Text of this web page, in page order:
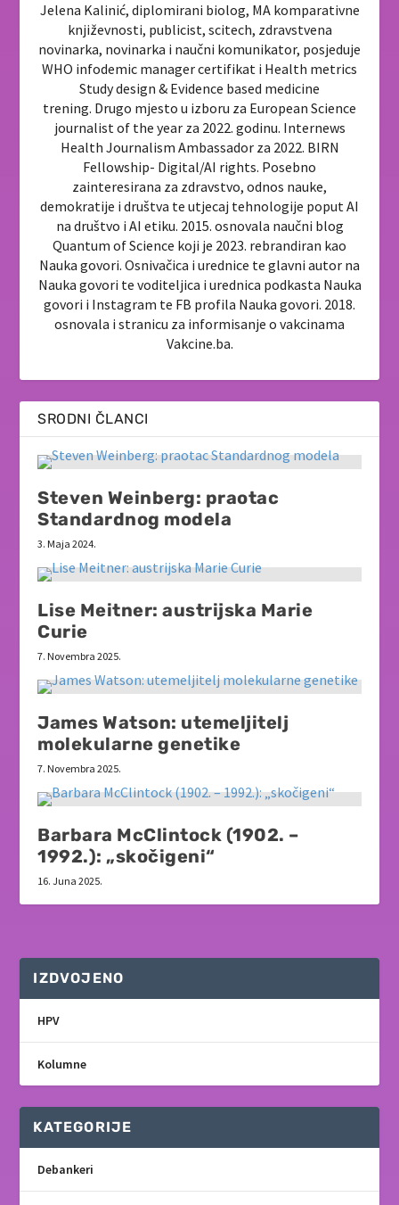
Jelena Kalinić, diplomirani biolog, MA komparativne
književnosti, publicist, scitech, zdravstvena
novinarka, novinarka i naučni komunikator, posjeduje
WHO infodemic manager certifikat i Health metrics
Study design & Evidence based medicine
trening. Drugo mjesto u izboru za European Science
journalist of the year za 2022. godinu. Internews
Health Journalism Ambassador za 2022. BIRN
Fellowship- Digital/AI rights. Posebno
zainteresirana za zdravstvo, odnos nauke,
demokratije i društva te utjecaj tehnologije poput AI
na društvo i AI etiku. 2015. osnovala naučni blog
Quantum of Science koji je 2023. rebrandiran kao
Nauka govori. Osnivačica i urednice te glavni autor na
Nauka govori te voditeljica i urednica podkasta Nauka
govori i Instagram te FB profila Nauka govori. 2018.
osnovala i stranicu za informisanje o vakcinama
Vakcine.ba.
SRODNI ČLANCI
Steven Weinberg: praotac
Standardnog modela
3. Maja 2024.
Lise Meitner: austrijska Marie
Curie
7. Novembra 2025.
James Watson: utemeljitelj
molekularne genetike
7. Novembra 2025.
Barbara McClintock (1902. –
1992.): „skočigeni“
16. Juna 2025.
IZDVOJENO
HPV
Kolumne
KATEGORIJE
Debankeri